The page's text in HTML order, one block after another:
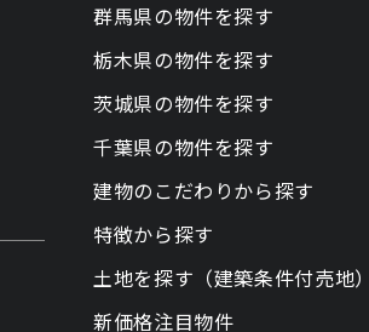
群馬県の物件を探す
栃木県の物件を探す
茨城県の物件を探す
千葉県の物件を探す
建物のこだわりから探す
特徴から探す
土地を探す（建築条件付売地）
新価格注目物件